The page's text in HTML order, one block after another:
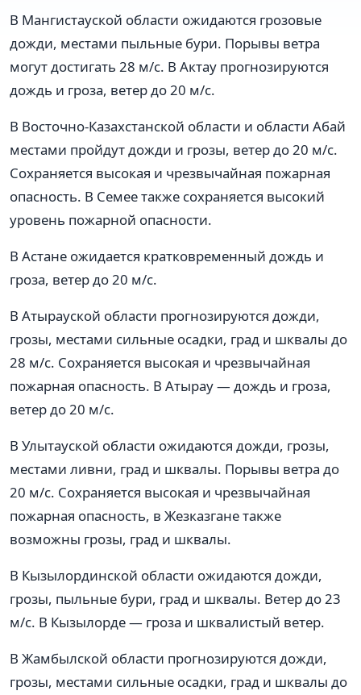
В Мангистауской области ожидаются грозовые
дожди, местами пыльные бури. Порывы ветра
могут достигать 28 м/с. В Актау прогнозируются
дождь и гроза, ветер до 20 м/с.
В Восточно-Казахстанской области и области Абай
местами пройдут дожди и грозы, ветер до 20 м/с.
Сохраняется высокая и чрезвычайная пожарная
опасность. В Семее также сохраняется высокий
уровень пожарной опасности.
В Астане ожидается кратковременный дождь и
гроза, ветер до 20 м/с.
В Атырауской области прогнозируются дожди,
грозы, местами сильные осадки, град и шквалы до
28 м/с. Сохраняется высокая и чрезвычайная
пожарная опасность. В Атырау — дождь и гроза,
ветер до 20 м/с.
В Улытауской области ожидаются дожди, грозы,
местами ливни, град и шквалы. Порывы ветра до
20 м/с. Сохраняется высокая и чрезвычайная
пожарная опасность, в Жезказгане также
возможны грозы, град и шквалы.
В Кызылординской области ожидаются дожди,
грозы, пыльные бури, град и шквалы. Ветер до 23
м/с. В Кызылорде — гроза и шквалистый ветер.
В Жамбылской области прогнозируются дожди,
грозы, местами сильные осадки, град и шквалы до